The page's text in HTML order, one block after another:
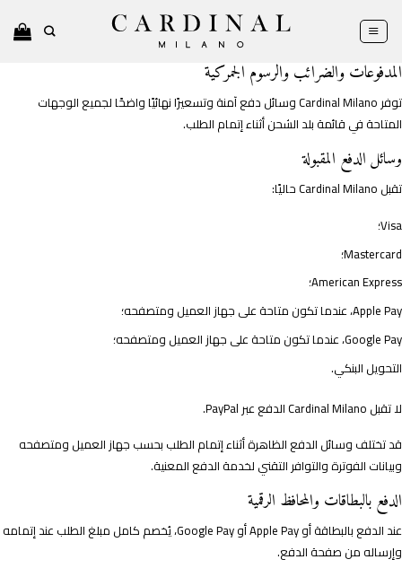
للمحتوى
المدفوعات والضرائب والرسوم الجمركية
توفر Cardinal Milano وسائل دفع آمنة وتسعيرًا نهائيًا واضحًا لجميع الوجهات
المتاحة في قائمة بلد الشحن أثناء إتمام الطلب.
وسائل الدفع المقبولة
تقبل Cardinal Milano حاليًا:
Visa؛
Mastercard؛
American Express؛
Apple Pay، عندما تكون متاحة على جهاز العميل ومتصفحه؛
Google Pay، عندما تكون متاحة على جهاز العميل ومتصفحه؛
التحويل البنكي.
لا تقبل Cardinal Milano الدفع عبر PayPal.
قد تختلف وسائل الدفع الظاهرة أثناء إتمام الطلب بحسب جهاز العميل ومتصفحه
وبيانات الفوترة والتوافر التقني لخدمة الدفع المعنية.
الدفع بالبطاقات والمحافظ الرقمية
عند الدفع بالبطاقة أو Apple Pay أو Google Pay، يُخصم كامل مبلغ الطلب عند إتمامه
وإرساله من صفحة الدفع.